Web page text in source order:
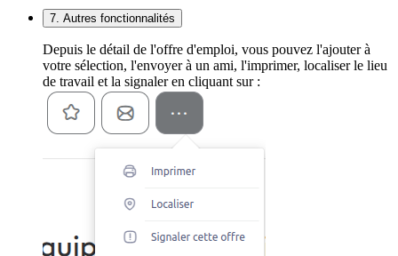
7. Autres fonctionnalités
Depuis le détail de l'offre d'emploi, vous pouvez l'ajouter à
votre sélection, l'envoyer à un ami, l'imprimer, localiser le lieu
de travail et la signaler en cliquant sur :